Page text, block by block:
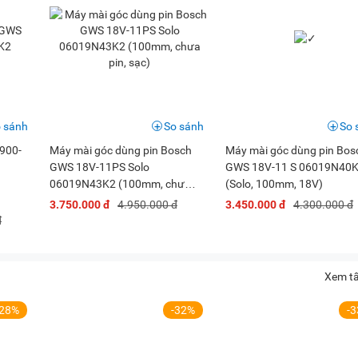
lưu ý một số điều như sau:
đã được lắp ghép đúng chưa.
ướt.
bảo trì, vệ sinh sạch sẽ.
bảo dưỡng, không tự ý tháo lắp gây mất an toàn hoặc có thể
Bosch GWS 900-100S mà bạn có thể tham khảo:
mài góc Bosch GWS 900-100S
sánh
Máy mài góc dùng pin Bosch
GWS 18V-11PS Solo
06019N43K2 (100mm, chưa
pin, sạc)
3.750.000 đ 4.950.000 đ
So sánh
Máy mài góc dùng pin
GWS 18V-11 S
(Solo, 100mm, 18V)
3.450.000 đ
4.300.000 đ
So
Xem
-32% -